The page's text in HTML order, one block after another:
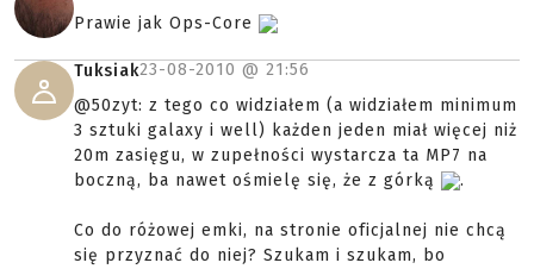
Prawie jak Ops-Core
Tuksiak23-08-2010 @ 21:56
@50zyt: z tego co widziałem (a widziałem minimum
3 sztuki galaxy i well) każden jeden miał więcej niż
20m zasięgu, w zupełności wystarcza ta MP7 na
boczną, ba nawet ośmielę się, że z górką
.
Co do różowej emki, na stronie oficjalnej nie chcą
się przyznać do niej? Szukam i szukam, bo